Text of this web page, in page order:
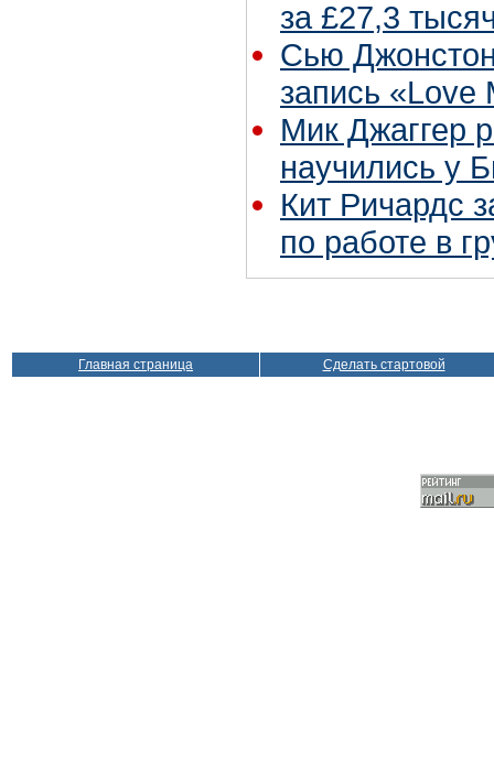
за £27,3
Сью
запись «Love
Мик Джаггер
научились у
Кит Ричардс
по работе в
Главная страница Сделать стартовой